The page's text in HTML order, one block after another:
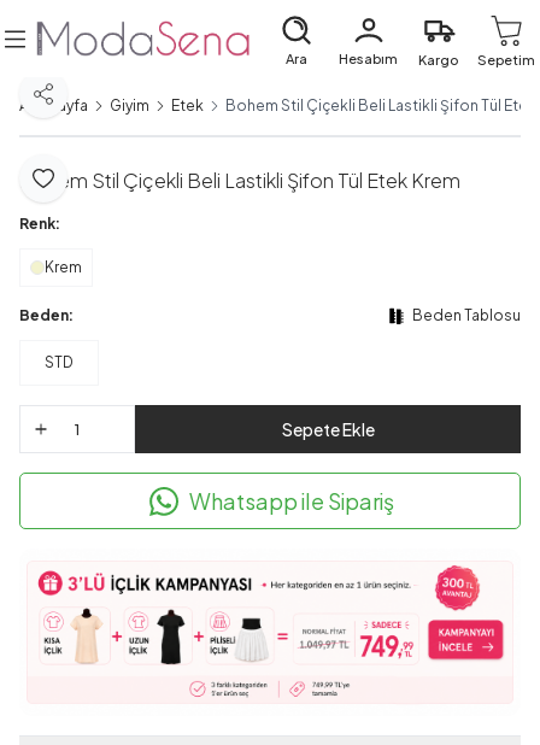
Ara Hesabım Kargo Sepetim
Ana Sayfa Giyim Etek Bohem Stil Çiçekli Beli Lastikli Şifon Tül Etek
Favoriye Ekle
Paylaş
Bohem Stil Çiçekli Beli Lastikli Şifon Tül Etek Krem
Renk:
Krem
Beden: Beden Tablosu
STD
Sepete Ekle
Whatsapp ile Sipariş